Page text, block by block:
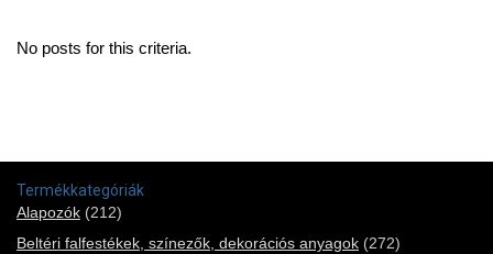
No posts for this criteria.
Termékkategóriák
Alapozók (212)
Beltéri falfestékek, színezők, dekorációs anyagok (272)